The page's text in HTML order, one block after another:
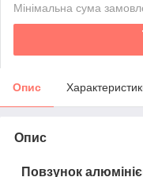
Мінімальна сума
Опис
Опис
Повзунок